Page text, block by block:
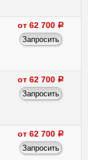
от 62 700 a
от 62 700 a
от 62 700 a